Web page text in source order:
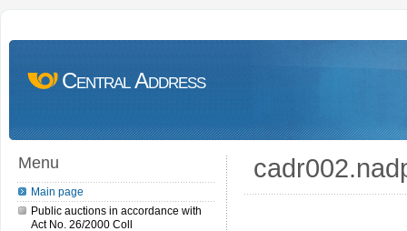
Central Address
Menu
Main page
Public auctions in accordance with
Act No. 26/2000 Coll